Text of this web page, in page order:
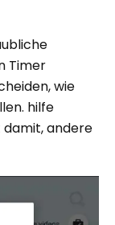
Timer
wie
hilfe
damit, andere